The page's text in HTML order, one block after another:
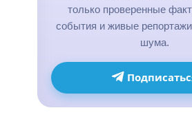
только проверенные
события и живые
шума.